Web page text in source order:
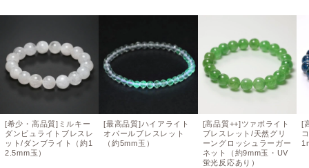
[希少・高品質]ミルキー
ダンビュライトブレスレ
ット/ダンブライト（約1
2.5mm玉）
[最高品質]ハイアライト
オパールブレスレット
（約5mm玉）
[高品質++]ツァボライト
ブレスレット/天然グリ
ーングロッシュラーガー
ネット（約9mm玉・UV
蛍光反応あり）
[